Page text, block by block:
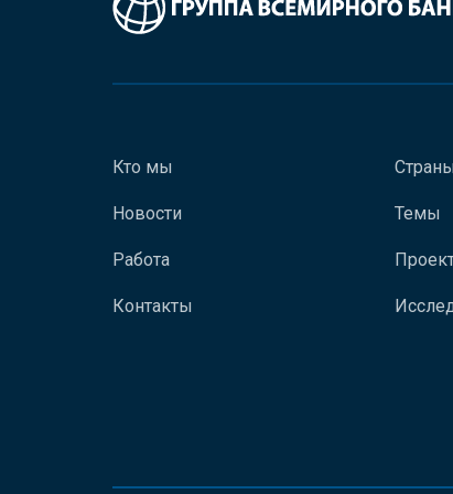
Кто мы
Новости
Работа
Контакты
Страны
Темы